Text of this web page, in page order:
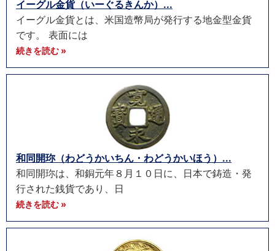
イーグル金貨（いーぐるきんか）...
イーグル金貨とは、米国造幣局が発行する地金型金貨
です。 表面には
続きを読む »
和同開珎（わどうかいちん・わどうかいほう）...
和同開珎は、和銅元年８月１０日に、日本で鋳造・発
行された銭貨であり、日
続きを読む »